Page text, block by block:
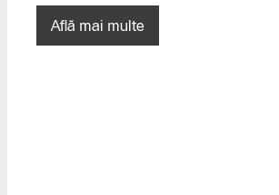
Află mai multe